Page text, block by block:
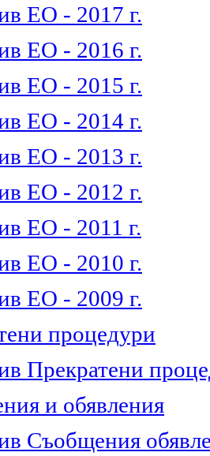
ЕО - 2017 г.
ЕО - 2016 г.
ЕО - 2015 г.
ЕО - 2014 г.
ЕО - 2013 г.
ЕО - 2012 г.
ЕО - 2011 г.
ЕО - 2010 г.
ЕО - 2009 г.
процедури
Прекратени
и обявления
Съобщения